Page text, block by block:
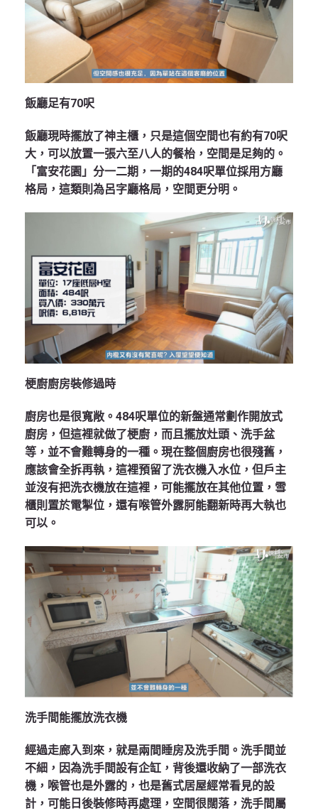
飯廳足有70呎
飯廳現時擺放了神主櫃，只是這個空間也有約有70呎
大，可以放置一張六至八人的餐枱，空間是足夠的。
「富安花園」分一二期，一期的484呎單位採用方廳
格局，這類則為呂字廳格局，空間更分明。
梗廚廚房裝修過時
廚房也是很寬敞。484呎單位的新盤通常劃作開放式
廚房，但這裡就做了梗廚，而且擺放灶頭、洗手盆
等，並不會難轉身的一種。現在整個廚房也很殘舊，
應該會全拆再執，這裡預留了洗衣機入水位，但戶主
並沒有把洗衣機放在這裡，可能擺放在其他位置，雪
櫃則置於電掣位，還有喉管外露胢能翻新時再大執也
可以。
洗手間能擺放洗衣機
經過走廊入到來，就是兩間睡房及洗手間。洗手間並
不細，因為洗手間設有企缸，背後還收納了一部洗衣
機，喉管也是外露的，也是舊式居屋經常看見的設
計，可能日後裝修時再處理，空間很闊落，洗手間屬